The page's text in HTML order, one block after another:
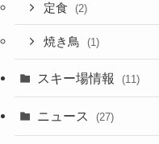
定食 (2)
焼き鳥 (1)
スキー場情報 (11)
ニュース (27)